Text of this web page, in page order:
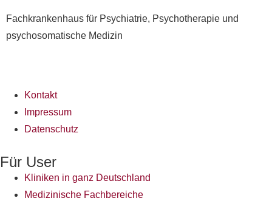
Fachkrankenhaus für Psychiatrie, Psychotherapie und
psychosomatische Medizin
Kontakt
Impressum
Datenschutz
Für User
Kliniken in ganz Deutschland
Medizinische Fachbereiche